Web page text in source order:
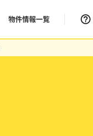
物件情報一覧